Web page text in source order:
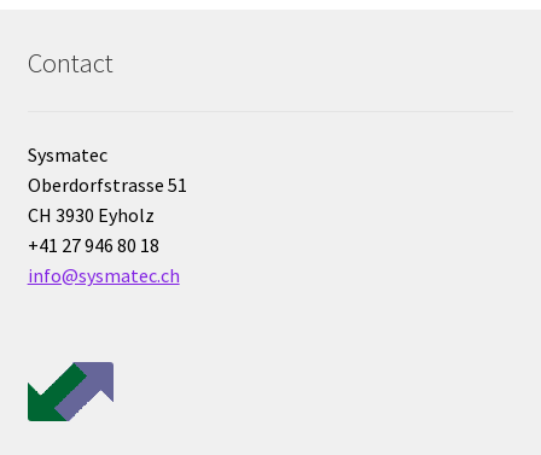
Calibrateur de température
Caméra – Vision
Capteur de température
Capteurs météo et climatiques
Centrifugeuses
Contact
Sysmatec
Oberdorfstrasse 51
CH 3930 Eyholz
+41 27 946 80 18
info@sysmatec.ch